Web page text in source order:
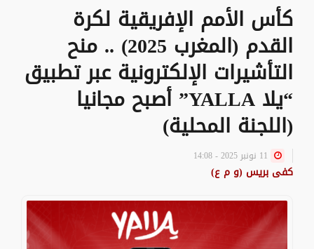
كأس الأمم الإفريقية لكرة
القدم (المغرب 2025) .. منح
التأشيرات الإلكترونية عبر تطبيق
“يلا YALLA” أصبح مجانيا
(اللجنة المحلية)
كفى بريس (و م ع)